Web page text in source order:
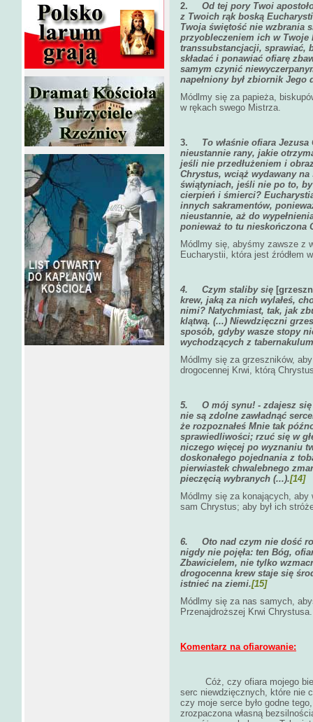
2. Od tej pory Twoi
z Twoich rąk boską
Twoja świętość nie wzbrania
przyobleczeniem ich w Twoje
transsubstancjacji, sprawiać,
składać i ponawiać ofiarę
samym czynić
napełniony był zbiornik Jego
Módlmy się za papieża,
w rękach swego Mistrza.
3. To właśnie ofiara
nieustannie rany, jakie
jeśli nie przedłużeniem i
Chrystus, wciąż wydawany
świątyniach, jeśli nie po to,
cierpień i śmierci?
innych sakramentów,
nieustannie, aż do
ponieważ to tu nieskończona
Módlmy się, abyśmy zawsze z
Eucharystii, która jest źródłem
4. Czym staliby się
krew, jaką za nich wylałeś,
nimi? Natychmiast, tak, jak
klątwą. (...) Niewdzięczni
sposób, gdyby wasze stopy
wychodzących z
Módlmy się za grzeszników,
drogocennej Krwi, którą
5. O mój synu! - zdajesz
nie są zdolne zawładnąć
że rozpoznałeś Mnie tak
sprawiedliwości; rzuć się w
niczego więcej po wyznaniu
doskonałego pojednania z
pierwiastek chwalebnego
pieczęcią wybranych (...).[14]
Módlmy się za konających,
sam Chrystus; aby był ich
6. Oto nad czym nie dość
nigdy nie pojęła: ten Bóg,
Zbawicielem, nie tylko
drogocenna krew staje się
istnieć na ziemi.[15]
Módlmy się za nas samych,
Przenajdroższej Krwi Chrystusa.
Komentarz na ofiarowanie:
Cóż, czy ofiara mojego
serc niewdzięcznych, które nie
czy moje serce było godne
zrozpaczona własną